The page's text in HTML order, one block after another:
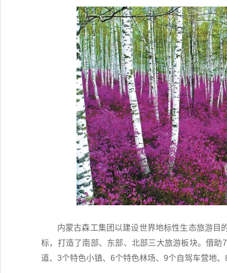
内蒙古森工集团以建设世界地标性生态旅游目
标，打造了南部、东部、北部三大旅游板块。借
道、3个特色小镇、6个特色林场、9个自驾车营地